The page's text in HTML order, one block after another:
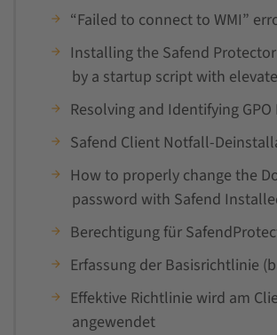
“Failed to connect to WMI”
Installing the Safend
by a startup script with
Resolving and Identifying GPO
Safend Client Notfall-
How to properly change the
password with Safend
Berechtigung für
Erfassung der Basisrichtlinie
Effektive Richtlinie wird am
angewendet